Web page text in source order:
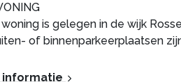
is gelegen in de wijk
of binnenparkeerplaatsen
: Pistes op 50 m.
informatie